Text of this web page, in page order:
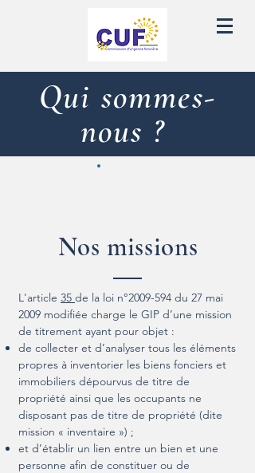
Qui sommes-
nous ?
Nos missions
L'article 35 de la loi n°2009-594 du 27 mai
2009 modifiée charge le GIP d’une mission
de titrement ayant pour objet :
de collecter et d’analyser tous les éléments
propres à inventorier les biens fonciers et
immobiliers dépourvus de titre de
propriété ainsi que les occupants ne
disposant pas de titre de propriété (dite
mission « inventaire ») ;
et d’établir un lien entre un bien et une
personne afin de constituer ou de